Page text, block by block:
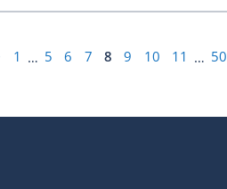
1 … 5 6 7 8 9 10 11 … 50